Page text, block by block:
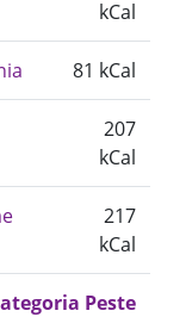
kCal
81 kCal
207
kCal
217
kCal
Peste